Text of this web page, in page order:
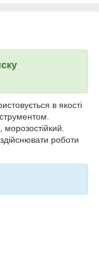
в якості
роботи